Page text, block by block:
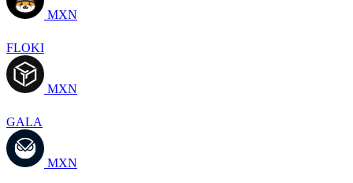
MXN
FLOKI
MXN
GALA
MXN